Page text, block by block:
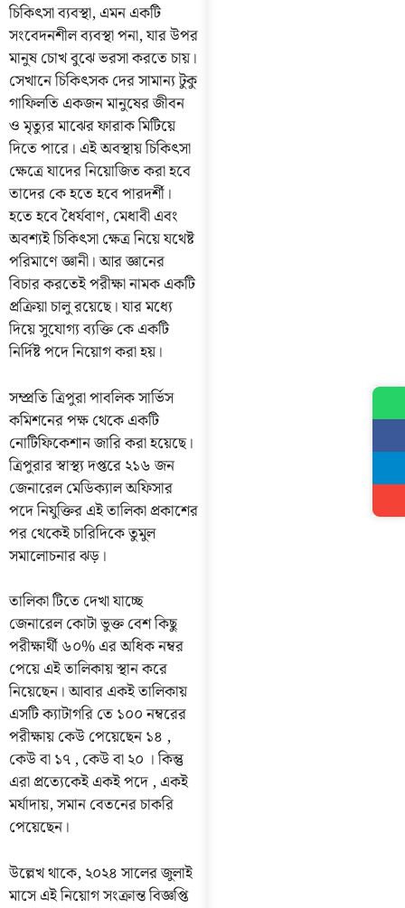
চিকিৎসা ব্যবস্থা, এমন একটি
সংবেদনশীল ব্যবস্থা পনা, যার উপর
মানুষ চোখ বুঝে ভরসা করতে চায়।
সেখানে চিকিৎসক দের সামান্য টুকু
গাফিলতি একজন মানুষের জীবন
ও মৃত্যুর মাঝের ফারাক মিটিয়ে
দিতে পারে। এই অবস্থায় চিকিৎসা
ক্ষেত্রে যাদের নিয়োজিত করা হবে
তাদের কে হতে হবে পারদর্শী।
হতে হবে ধৈর্যবাণ, মেধাবী এবং
অবশ্যই চিকিৎসা ক্ষেত্র নিয়ে যথেষ্ট
পরিমাণে জ্ঞানী। আর জ্ঞানের
বিচার করতেই পরীক্ষা নামক একটি
প্রক্রিয়া চালু রয়েছে। যার মধ্যে
দিয়ে সুযোগ্য ব্যক্তি কে একটি
নির্দিষ্ট পদে নিয়োগ করা হয়।
সম্প্রতি ত্রিপুরা পাবলিক সার্ভিস
কমিশনের পক্ষ থেকে একটি
নোটিফিকেশান জারি করা হয়েছে।
ত্রিপুরার স্বাস্থ্য দপ্তরে ২১৬ জন
জেনারেল মেডিক্যাল অফিসার
পদে নিযুক্তির এই তালিকা প্রকাশের
পর থেকেই চারিদিকে তুমুল
সমালোচনার ঝড়।
তালিকা টিতে দেখা যাচ্ছে
জেনারেল কোটা ভুক্ত বেশ কিছু
পরীক্ষার্থী ৬০% এর অধিক নম্বর
পেয়ে এই তালিকায় স্থান করে
নিয়েছেন। আবার একই তালিকায়
এসটি ক্যাটাগরি তে ১০০ নম্বরের
পরীক্ষায় কেউ পেয়েছেন ১৪ ,
কেউ বা ১৭ , কেউ বা ২০ । কিন্তু
এরা প্রত্যেকেই একই পদে , একই
মর্যাদায়, সমান বেতনের চাকরি
পেয়েছেন।
উল্লেখ থাকে, ২০২৪ সালের জুলাই
মাসে এই নিয়োগ সংক্রান্ত বিজ্ঞপ্তি